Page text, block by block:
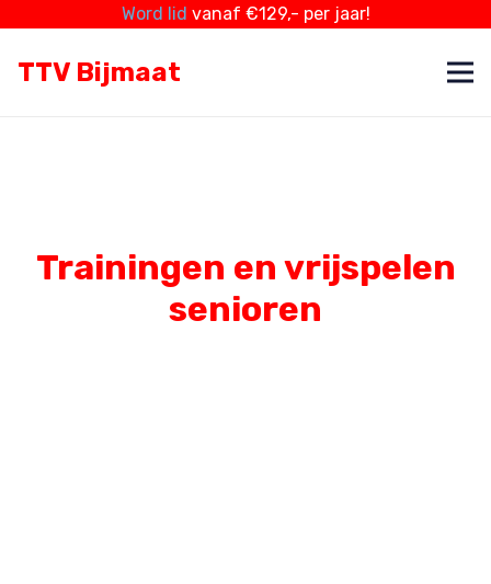
Word lid vanaf €129,- per jaar!
TTV Bijmaat
Trainingen en vrijspelen
senioren